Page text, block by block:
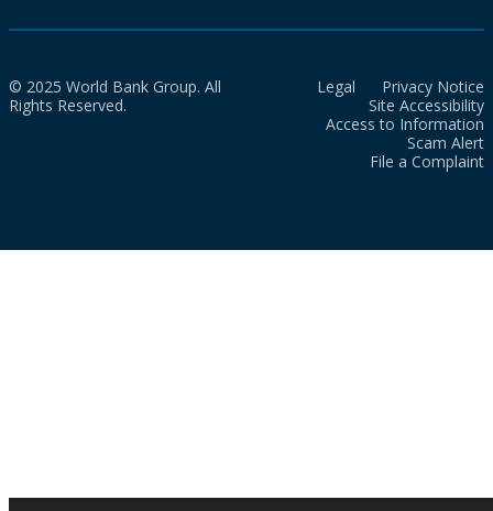
© 2025 World Bank Group. All
Rights Reserved.
Legal
Privacy Notice
Site Accessibility
Access to Information
Scam Alert
File a Complaint